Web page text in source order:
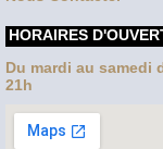
HORAIRES
Du mardi au samedi
21h